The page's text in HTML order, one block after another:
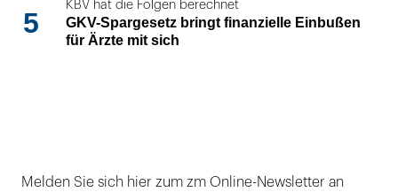
5
KBV hat die Folgen berechnet
GKV-Spargesetz bringt finanzielle Einbußen
für Ärzte mit sich
Melden Sie sich hier zum zm Online-Newsletter an